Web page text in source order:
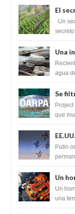
El
Un
Una
Lingas
agua
Se
que
Putin
Un
para
Un
una